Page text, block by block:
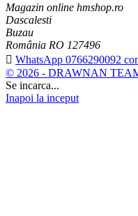
Magazin online hmshop.ro
Dascalesti
Buzau
România RO 127496
 WhatsApp 0766290092
© 2026 - DRAWNAN
Se incarca...
Inapoi la inceput